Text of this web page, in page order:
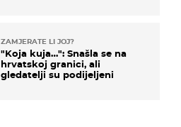
ZAMJERATE LI JOJ?
"Koja kuja…": Snašla se na
hrvatskoj granici, ali
gledatelji su podijeljeni